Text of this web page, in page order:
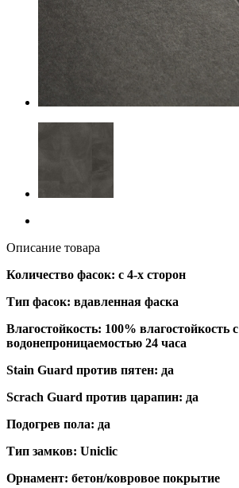
Описание товара
Количество фасок: с 4-х сторон
Тип фасок: вдавленная фаска
Влагостойкость: 100% влагостойкость с
водонепроницаемостью 24 часа
Stain Guard против пятен: да
Scrach Guard против царапин: да
Подогрев пола: да
Тип замков: Uniclic
Орнамент: бетон/ковровое покрытие